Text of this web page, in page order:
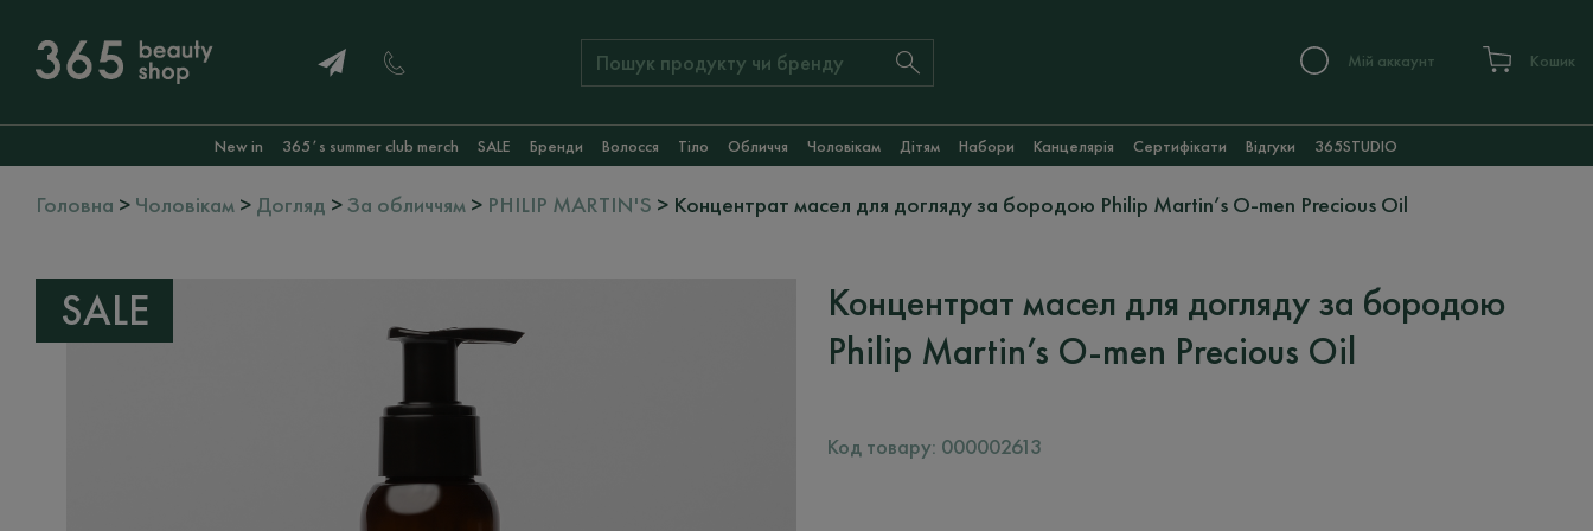
Мій аккаунт Кошик
New in 365ʼs summer club merch SALE Бренди Волосся Тіло Обличчя Чоловікам Дітям Набори Канцелярія Сертифікати Відгуки 365STUDIO
Головна > Чоловікам > Догляд >За обличчям > PHILIP MARTIN'S > Концентрат масел для догляду за бородою Philip Martin’s O-men Precious Oil
SALE
Концентрат масел для догляду за бородою
Philip Martin’s O-men Precious Oil
Код товару: 000002613